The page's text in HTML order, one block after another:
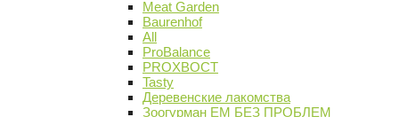
Meat Garden
Baurenhof
All
ProBalance
PROХВОСТ
Tasty
Деревенские лакомства
Зоогурман ЕМ БЕЗ ПРОБЛЕМ